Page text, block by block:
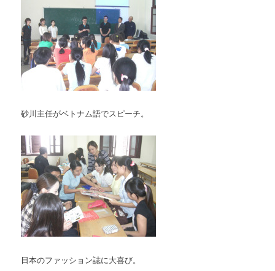
砂川主任がベトナム語でスピーチ。
日本のファッション誌に大喜び。